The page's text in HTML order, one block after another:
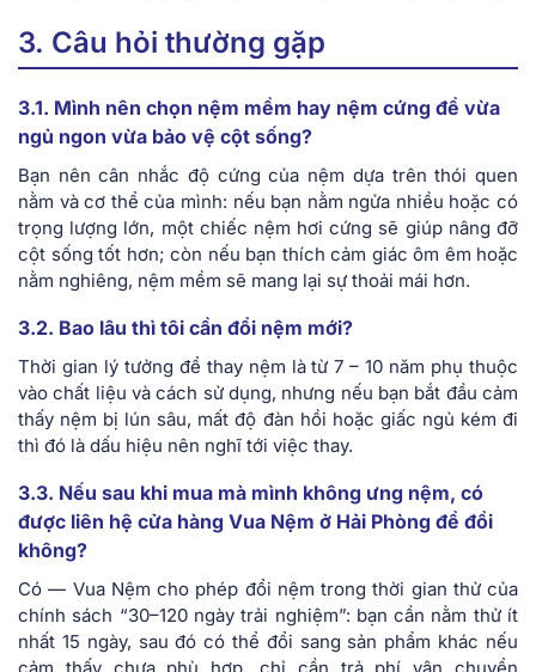
3. Câu hỏi thường gặp
3.1. Mình nên chọn nệm mềm hay nệm cứng để vừa
ngủ ngon vừa bảo vệ cột sống?
Bạn nên cân nhắc độ cứng của nệm dựa trên thói quen
nằm và cơ thể của mình: nếu bạn nằm ngửa nhiều hoặc có
trọng lượng lớn, một chiếc nệm hơi cứng sẽ giúp nâng đỡ
cột sống tốt hơn; còn nếu bạn thích cảm giác ôm êm hoặc
nằm nghiêng, nệm mềm sẽ mang lại sự thoải mái hơn.
3.2. Bao lâu thì tôi cần đổi nệm mới?
Thời gian lý tưởng để thay nệm là từ 7 – 10 năm phụ thuộc
vào chất liệu và cách sử dụng, nhưng nếu bạn bắt đầu cảm
thấy nệm bị lún sâu, mất độ đàn hồi hoặc giấc ngủ kém đi
thì đó là dấu hiệu nên nghĩ tới việc thay.
3.3. Nếu sau khi mua mà mình không ưng nệm, có
được liên hệ cửa hàng Vua Nệm ở Hải Phòng để đổi
không?
Có — Vua Nệm cho phép đổi nệm trong thời gian thử của
chính sách “30–120 ngày trải nghiệm”: bạn cần nằm thử ít
nhất 15 ngày, sau đó có thể đổi sang sản phẩm khác nếu